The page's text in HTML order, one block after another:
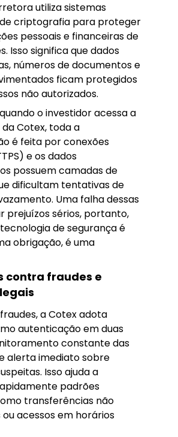
utiliza sistemas
criptografia para proteger
pessoais e financeiras de
Isso significa que dados
números de documentos e
ficam protegidos
não autorizados.
o investidor acessa a
Cotex, toda a
é feita por conexões
e os dados
possuem camadas de
dificultam tentativas de
Uma falha dessas
prejuízos sérios, portanto,
de segurança é
obrigação, é uma
contra fraudes e
a Cotex adota
autenticação em duas
constante das
alerta imediato sobre
Isso ajuda a
padrões
transferências não
acessos em horários